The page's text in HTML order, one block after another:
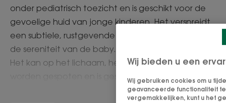
onder pediatrisch toezicht en is geschikt voor de
gevoelige huid van jonge kinderen. Het verspreidt
een subtiele, rustgevende geur die bijdraagt aan
de sereniteit van de baby.
Het kan op het lichaam, het haar of de kleding
worden gespoten en is geschikt voor zowel meisjes
Wij bieden u een
Wij gebruiken cookies om u
geavanceerde functionaliteit
vergemakkelijken, kunt u het